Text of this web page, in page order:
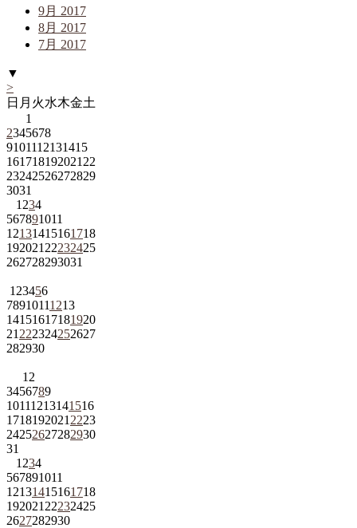
9月 2017
8月 2017
7月 2017
▼
>
日 月 火水木金土
1
2345678
9101112131415
161718192021 22
23242526272829
3031
1 234
567891011
12131415161718
192021 22232425
262728293031
1 23456
78910111213
14151617181920
21 222324252627
282930
1 2
3456789
10111213141516
1718192021 2223
24252627282930
31
1 234
567891011
12131415161718
192021 22232425
2627282930